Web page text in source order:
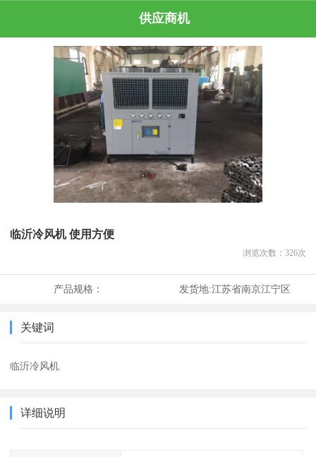
供应商机
临沂冷风机 使用方便
浏览次数： 326次
产品规格： 发货地:江苏省南京江宁区
关键词
临沂冷风机
详细说明